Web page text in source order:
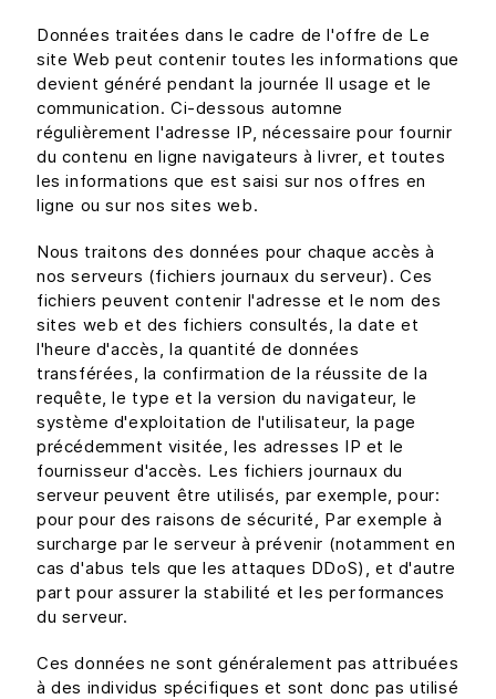
Données traitées dans le cadre de l'offre de Le
site Web peut contenir toutes les informations que
devient généré pendant la journée Il usage et le
communication. Ci-dessous automne
régulièrement l'adresse IP, nécessaire pour fournir
du contenu en ligne navigateurs à livrer, et toutes
les informations que est saisi sur nos offres en
ligne ou sur nos sites web.
Nous traitons des données pour chaque accès à
nos serveurs (fichiers journaux du serveur). Ces
fichiers peuvent contenir l'adresse et le nom des
sites web et des fichiers consultés, la date et
l'heure d'accès, la quantité de données
transférées, la confirmation de la réussite de la
requête, le type et la version du navigateur, le
système d'exploitation de l'utilisateur, la page
précédemment visitée, les adresses IP et le
fournisseur d'accès. Les fichiers journaux du
serveur peuvent être utilisés, par exemple, pour:
pour pour des raisons de sécurité, Par exemple à
surcharge par le serveur à prévenir (notamment en
cas d'abus tels que les attaques DDoS), et d'autre
part pour assurer la stabilité et les performances
du serveur.
Ces données ne sont généralement pas attribuées
à des individus spécifiques et sont donc pas utilisé